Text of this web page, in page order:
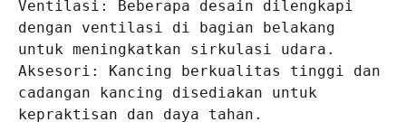
Ventilasi: Beberapa desain dilengkapi
dengan ventilasi di bagian belakang
untuk meningkatkan sirkulasi udara.
Aksesori: Kancing berkualitas tinggi dan
cadangan kancing disediakan untuk
kepraktisan dan daya tahan.